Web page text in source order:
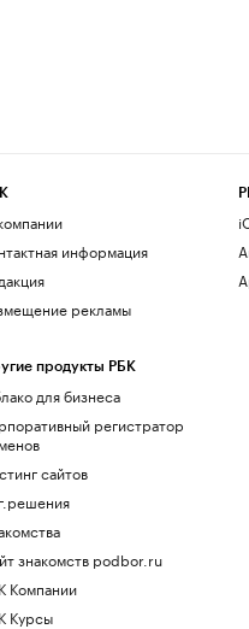
информация
рекламы
продукты РБК
для бизнеса
регистратор
сайтов
знакомств podbor.ru
Компании
Курсы